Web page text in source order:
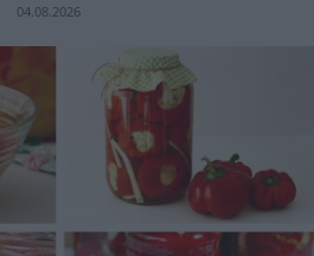
04.08.2026